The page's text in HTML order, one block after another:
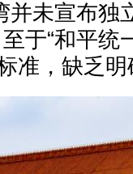
并未宣布独
于“和平
准，缺乏